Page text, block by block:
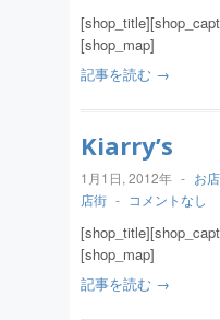
[shop_map]
記事を読む →
Kiarry’s
1月1日, 2012年 - お
店街 - コメントなし
[shop_map]
記事を読む →